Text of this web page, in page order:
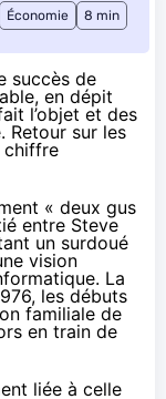
Économie 8 min
succès de
en dépit
l’objet et des
Retour sur les
chiffre
« deux gus
entre Steve
un surdoué
vision
La
les débuts
familiale de
en train de
liée à celle